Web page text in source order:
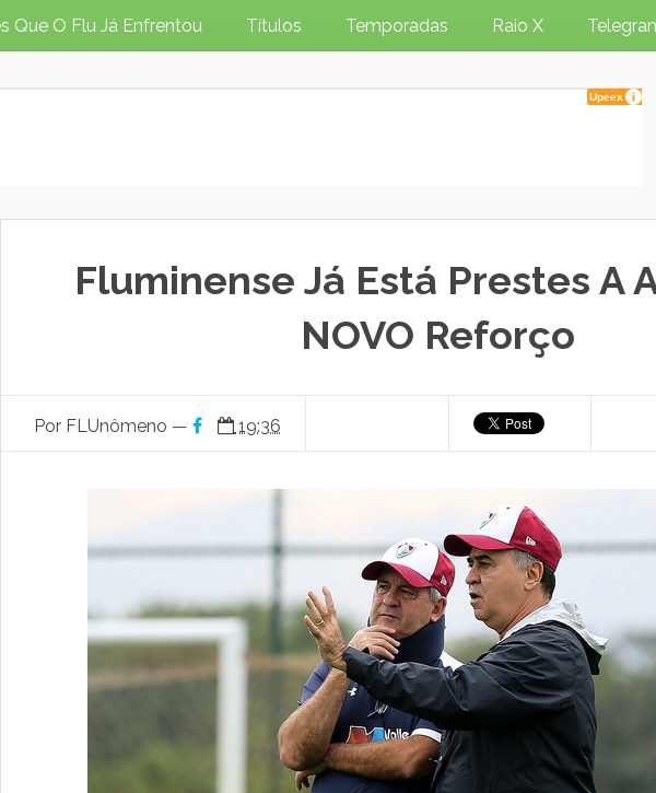
Que O Flu Já Enfrentou Títulos Temporadas Raio X
Fluminense Já Está Prestes A
NOVO Reforço
Por FLUnômeno — 19:36